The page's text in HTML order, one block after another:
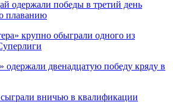
одержали победы в третий день
плаванию
крупно обыграли одного из
одержали двенадцатую победу кряду в
вничью в квалификации